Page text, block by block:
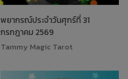
พยากรณ์ประจำวันศุกร์ที่ 31
กรกฎาคม 2569
Tammy Magic Tarot